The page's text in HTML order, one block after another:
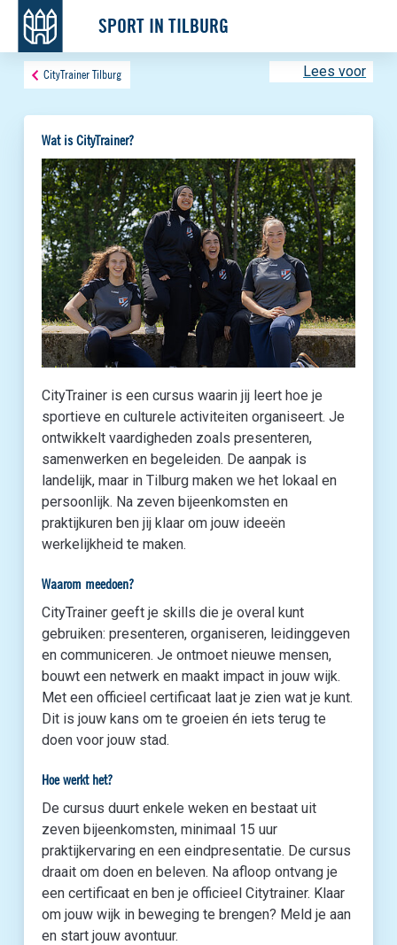
SPORT IN TILBURG
CityTrainer Tilburg Lees voor
Wat is CityTrainer?
CityTrainer is een cursus waarin jij leert hoe je
sportieve en culturele activiteiten organiseert. Je
ontwikkelt vaardigheden zoals presenteren,
samenwerken en begeleiden. De aanpak is
landelijk, maar in Tilburg maken we het lokaal en
persoonlijk. Na zeven bijeenkomsten en
praktijkuren ben jij klaar om jouw ideeën
werkelijkheid te maken.
Waarom meedoen?
CityTrainer geeft je skills die je overal kunt
gebruiken: presenteren, organiseren, leidinggeven
en communiceren. Je ontmoet nieuwe mensen,
bouwt een netwerk en maakt impact in jouw wijk.
Met een officieel certificaat laat je zien wat je kunt.
Dit is jouw kans om te groeien én iets terug te
doen voor jouw stad.
Hoe werkt het?
De cursus duurt enkele weken en bestaat uit
zeven bijeenkomsten, minimaal 15 uur
praktijkervaring en een eindpresentatie. De cursus
draait om doen en beleven. Na afloop ontvang je
een certificaat en ben je officieel Citytrainer. Klaar
om jouw wijk in beweging te brengen? Meld je aan
en start jouw avontuur.